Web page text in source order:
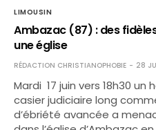
LIMOUSIN
Ambazac (87) : des
une église
RÉDACTION CHRISTIANOPHOBIE 28
Mardi 17 juin vers 18h30 un
casier judiciaire long
d’ébriété avancée a